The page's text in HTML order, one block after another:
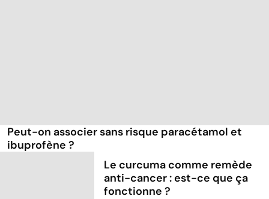
Peut-on associer sans risque paracétamol et
ibuprofène ?
Le curcuma comme remède
anti-cancer : est-ce que ça
fonctionne ?